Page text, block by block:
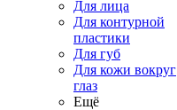
Для лица
Для контурной
пластики
Для губ
Для кожи вокруг
глаз
Ещё